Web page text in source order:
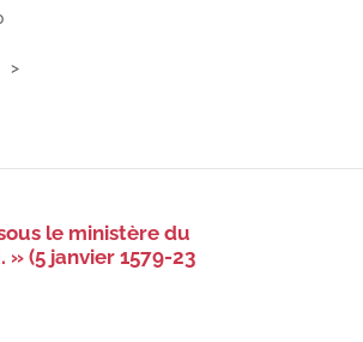
le ministère du
(5 janvier 1579-23